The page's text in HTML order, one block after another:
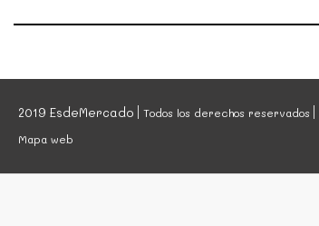
2019 EsdeMercado Todos los derechos reservados
Mapa web